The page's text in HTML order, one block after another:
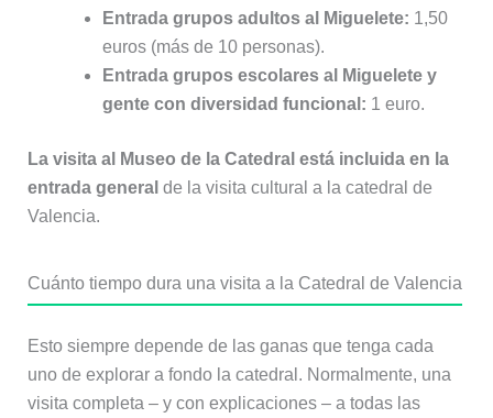
Entrada grupos adultos al Miguelete: 1,50
euros (más de 10 personas).
Entrada grupos escolares al Miguelete y
gente con diversidad funcional: 1 euro.
La visita al Museo de la Catedral está incluida en la
entrada general de la visita cultural a la catedral de
Valencia.
Cuánto tiempo dura una visita a la Catedral de Valencia
Esto siempre depende de las ganas que tenga cada
uno de explorar a fondo la catedral. Normalmente, una
visita completa – y con explicaciones – a todas las